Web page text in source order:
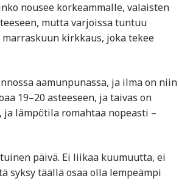
nousee korkeammalle, valaisten
mutta varjoissa tuntuu
kirkkaus, joka tekee
aamunpunassa, ja ilma on niin
19–20 asteeseen, ja taivas on
lämpötila romahtaa nopeasti –
päivä. Ei liikaa kuumuutta, ei
syksy täällä osaa olla lempeämpi